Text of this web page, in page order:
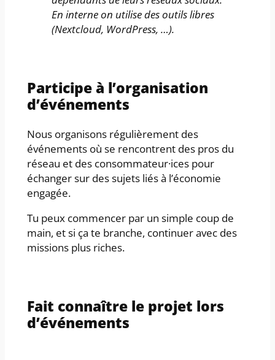
En interne on utilise des outils libres
(Nextcloud, WordPress, …).
Participe à l’organisation
d’événements
Nous organisons régulièrement des
événements où se rencontrent des pros du
réseau et des consommateur·ices pour
échanger sur des sujets liés à l’économie
engagée.
Tu peux commencer par un simple coup de
main, et si ça te branche, continuer avec des
missions plus riches.
Fait connaître le projet lors
d’événements